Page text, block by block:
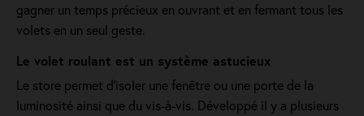
gagner un temps précieux en ouvrant et en fermant tous les
volets en un seul geste.
Le volet roulant est un système astucieux
Le store permet d'isoler une fenêtre ou une porte de la
luminosité ainsi que du vis-à-vis. Développé il y a plusieurs